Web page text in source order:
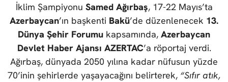
İklim Şampiyonu Samed Ağırbaş, 17-22 Mayıs’ta
Azerbaycan’ın başkenti Bakü’de düzenlenecek 13.
Dünya Şehir Forumu kapsamında, Azerbaycan
Devlet Haber Ajansı AZERTAC’a röportaj verdi.
Ağırbaş, dünyada 2050 yılına kadar nüfusun yüzde
70’inin şehirlerde yaşayacağını belirterek, “Sıfır atık,